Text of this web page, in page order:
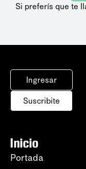
Si preferís que te
Ingresar
Suscribite
Inicio
Portada